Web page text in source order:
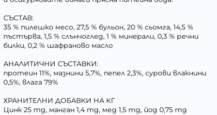
СЪСТАВ:
35 % пилешко месо, 27,5 % бульон, 20 % сьомга, 14,5 %
пъстърва, 1,5 % слънчоглед, 1 % минерали, 0,3 % речни
билки, 0,2 % шафраново масло
АНАЛИТИЧНИ СЪСТАВКИ:
протеин 11%, мазнини 5,7%, пепел 2,3%, сурови влакнини
0,5%, влага 79%
ХРАНИТЕЛНИ ДОБАВКИ НА КГ
Цинк 25 mg, манган 1,4 mg, мед 1,5 mg, йод 0,75 mg